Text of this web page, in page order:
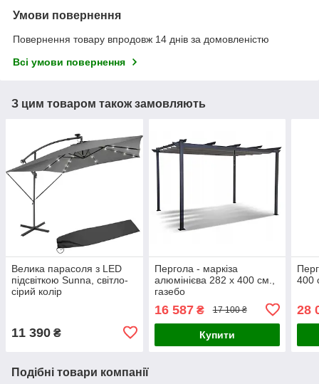
Умови повернення
Повернення товару впродовж 14 днів за домовленістю
Всі умови повернення
З цим товаром також замовляють
Велика парасоля з LED
підсвіткою Sunna, світло-
сірий колір
11 390 ₴
Пергола - маркіза
алюмінієва 282 х 400 см.,
газебо
16 587₴ 17 100 ₴
Купити
400
28
Подібні товари компанії